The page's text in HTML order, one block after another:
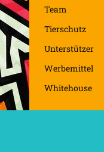
Team
Tierschutz
Unterstützer
Werbemittel
Whitehouse